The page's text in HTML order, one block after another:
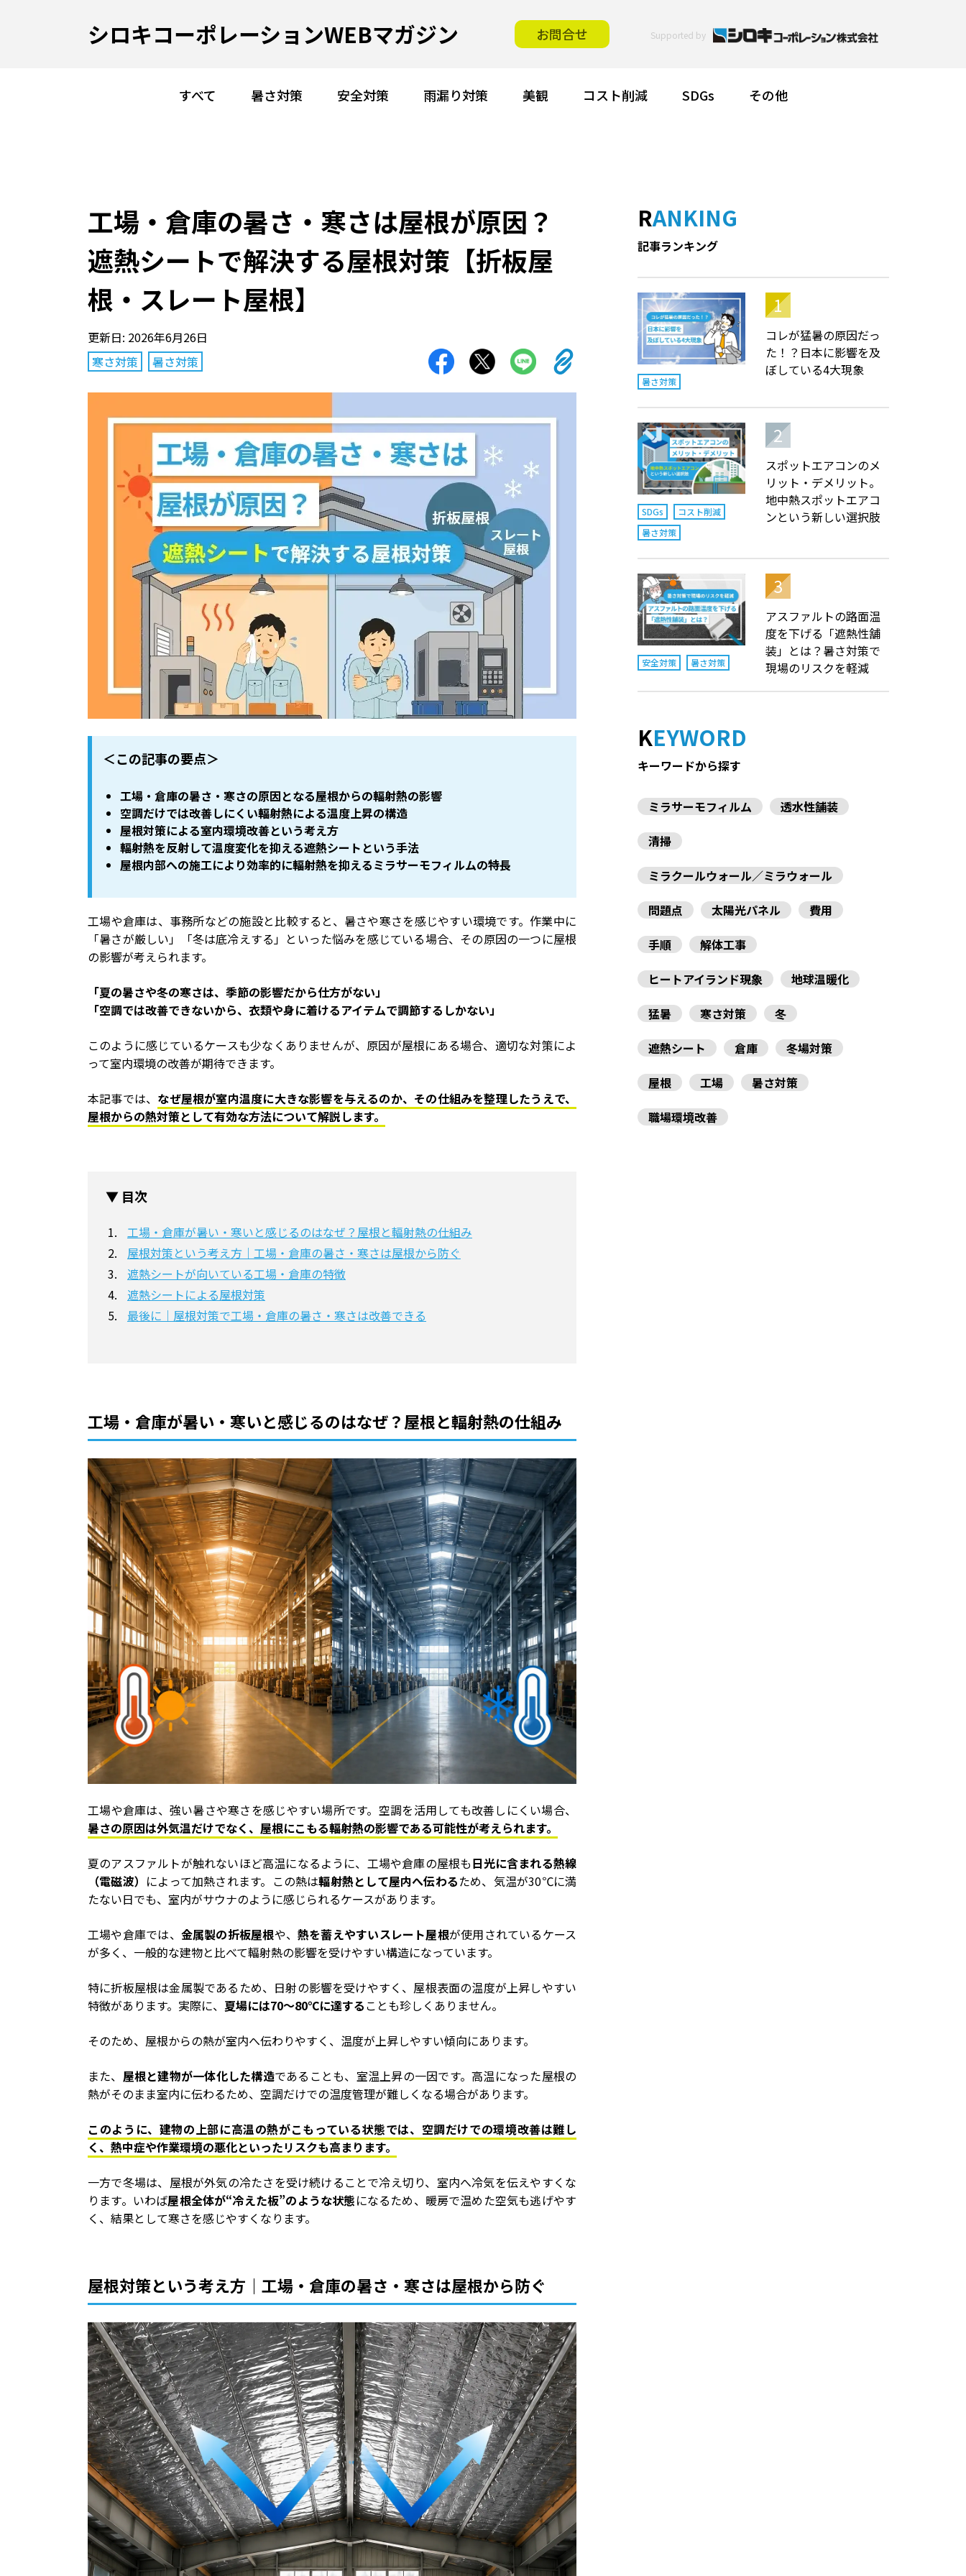
シロキコーポレーションWEBマガジン お問合せ Supported by
すべて 暑さ対策 安全対策 雨漏り対策 美観 コスト削減 SDGs その他
工場・倉庫の暑さ・寒さは屋根が原因？
遮熱シートで解決する屋根対策【折板屋
根・スレート屋根】
更新日: 2026年6月26日
寒さ対策
暑さ対策
＜この記事の要点＞
工場・倉庫の暑さ・寒さの原因となる屋根からの輻射熱の影響
空調だけでは改善しにくい輻射熱による温度上昇の構造
屋根対策による室内環境改善という考え方
輻射熱を反射して温度変化を抑える遮熱シートという手法
屋根内部への施工により効率的に輻射熱を抑えるミラサーモフィルムの特長
工場や倉庫は、事務所などの施設と比較すると、暑さや寒さを感じやすい環境です。作業中に
「暑さが厳しい」「冬は底冷えする」といった悩みを感じている場合、その原因の一つに屋根
の影響が考えられます。
「夏の暑さや冬の寒さは、季節の影響だから仕方がない」
「空調では改善できないから、衣類や身に着けるアイテムで調節するしかない」
このように感じているケースも少なくありませんが、原因が屋根にある場合、適切な対策によ
って室内環境の改善が期待できます。
本記事では、 なぜ屋根が室内温度に大きな影響を与えるのか、その仕組みを整理したうえで、
屋根からの熱対策として有効な方法について解説します。
▼ 目次
工場・倉庫が暑い・寒いと感じるのはなぜ？屋根と輻射熱の仕組み
屋根対策という考え方｜工場・倉庫の暑さ・寒さは屋根から防ぐ
遮熱シートが向いている工場・倉庫の特徴
遮熱シートによる屋根対策
最後に｜屋根対策で工場・倉庫の暑さ・寒さは改善できる
工場・倉庫が暑い・寒いと感じるのはなぜ？屋根と輻射熱の仕組み
工場や倉庫は、強い暑さや寒さを感じやすい場所です。空調を活用しても改善しにくい場合、
暑さの原因は外気温だけでなく、屋根にこもる輻射熱の影響である可能性が考えられます。
夏のアスファルトが触れないほど高温になるように、工場や倉庫の屋根も日光に含まれる熱線
（電磁波） によって加熱されます。この熱は輻射熱として屋内へ伝わるため、気温が30℃に満
たない日でも、室内がサウナのように感じられるケースがあります。
工場や倉庫では、 金属製の折板屋根や、 熱を蓄えやすいスレート屋根が使用されているケース
が多く、一般的な建物と比べて輻射熱の影響を受けやすい構造になっています。
特に折板屋根は金属製であるため、日射の影響を受けやすく、屋根表面の温度が上昇しやすい
特徴があります。実際に、 夏場には70～80℃に達することも珍しくありません。
そのため、屋根からの熱が室内へ伝わりやすく、温度が上昇しやすい傾向にあります。
また、 屋根と建物が一体化した構造であることも、室温上昇の一因です。高温になった屋根の
熱がそのまま室内に伝わるため、空調だけでの温度管理が難しくなる場合があります。
このように、建物の上部に高温の熱がこもっている状態では、空調だけでの環境改善は難し
く、熱中症や作業環境の悪化といったリスクも高まります。
一方で冬場は、屋根が外気の冷たさを受け続けることで冷え切り、室内へ冷気を伝えやすくな
ります。いわば屋根全体が“冷えた板”のような状態になるため、暖房で温めた空気も逃げやす
く、結果として寒さを感じやすくなります。
屋根対策という考え方｜工場・倉庫の暑さ・寒さは屋根から防ぐ
RANKING
記事ランキング
暑さ対策
コレが猛暑の原因だっ
た！？日本に影響を及
ぼしている4大現象
SDGs
コスト削減
暑さ対策
スポットエアコンのメ
リット・デメリット。
地中熱スポットエアコ
ンという新しい選択肢
安全対策 暑さ対策
アスファルトの路面温
度を下げる「遮熱性舗
装」とは？暑さ対策で
現場のリスクを軽減
KEYWORD
キーワードから探す
ミラサーモフィルム
透水性舗装
清掃
ミラクールウォール／ミラウォール
問題点
太陽光パネル
費用
手順
解体工事
ヒートアイランド現象
地球温暖化
猛暑
寒さ対策
冬
遮熱シート
倉庫
冬場対策
屋根
工場
暑さ対策
職場環境改善